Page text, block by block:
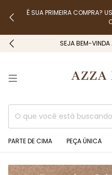
É SUA PRIMEIRA COMPRA?
SEJA BEM-VINDA
PARTE DE CIMA PEÇA ÚNICA